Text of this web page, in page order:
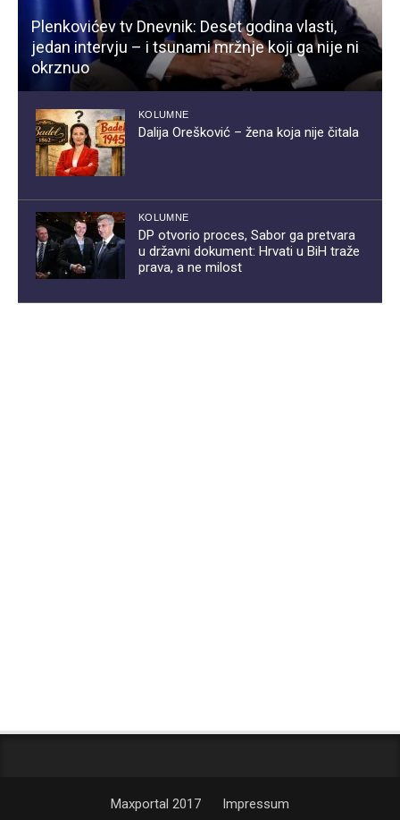
Plenkovićev tv Dnevnik: Deset godina vlasti,
jedan intervju – i tsunami mržnje koji ga nije ni
okrznuo
KOLUMNE
Dalija Orešković – žena koja nije čitala
KOLUMNE
DP otvorio proces, Sabor ga pretvara
u državni dokument: Hrvati u BiH traže
prava, a ne milost
Maxportal 2017 Impressum